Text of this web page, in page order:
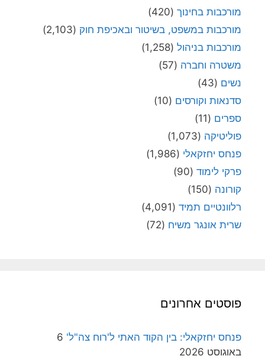
מורכבות בחינוך (420)
מורכבות במשפט, בשיטור ובאכיפת חוק (2,103)
מורכבות בניהול (1,258)
משטרה וחברה (57)
נשים (43)
סדנאות וקורסים (10)
ספרים (11)
פוליטיקה (1,073)
פנחס יחזקאלי (1,986)
פרקי לימוד (90)
קורונה (150)
רלוונטיים תמיד (4,091)
שרית אונגר משיח (72)
פוסטים אחרונים
פנחס יחזקאלי: בין הקוד האתי ל'רוח צה"ל' 6
באוגוסט 2026